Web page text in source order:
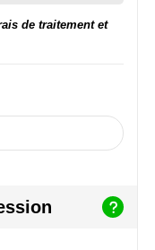
de traitement et